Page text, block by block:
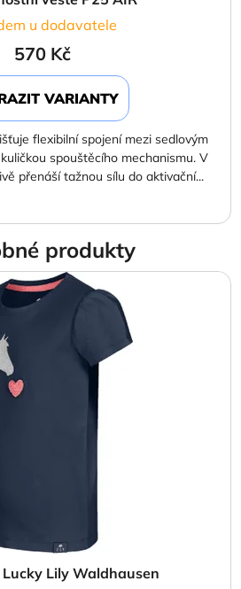
u dodavatele
570 Kč
VARIANTY
flexibilní spojení mezi sedlovým
spouštěcího mechanismu. V
přenáší tažnou sílu do aktivační...
produkty
Lily Waldhausen